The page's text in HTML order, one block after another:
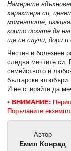
Намерете
характера си,
моментите,
които искате да
ще се случи, дори и
Честен и болезнен
следва мечтите си.
семейството и
български ютюбъри.
И не спирайте да
• ВНИМАНИЕ:
Поръчаните
Автор
Емил Конрад